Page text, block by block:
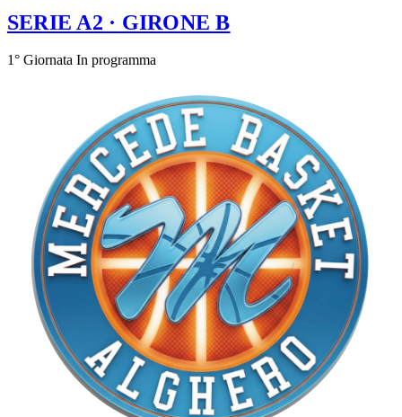
SERIE A2 · GIRONE B
1° Giornata In programma